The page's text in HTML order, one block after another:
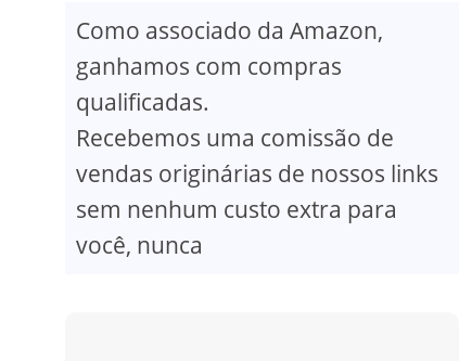
Como associado da Amazon,
ganhamos com compras
qualificadas.
Recebemos uma comissão de
vendas originárias de nossos links
sem nenhum custo extra para
você, nunca